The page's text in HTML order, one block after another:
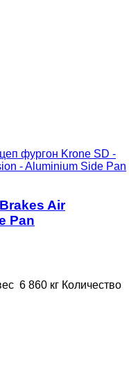
фургон Krone SD -
- Aluminium Side Pan
Air
Pan
6 860 кг Количество